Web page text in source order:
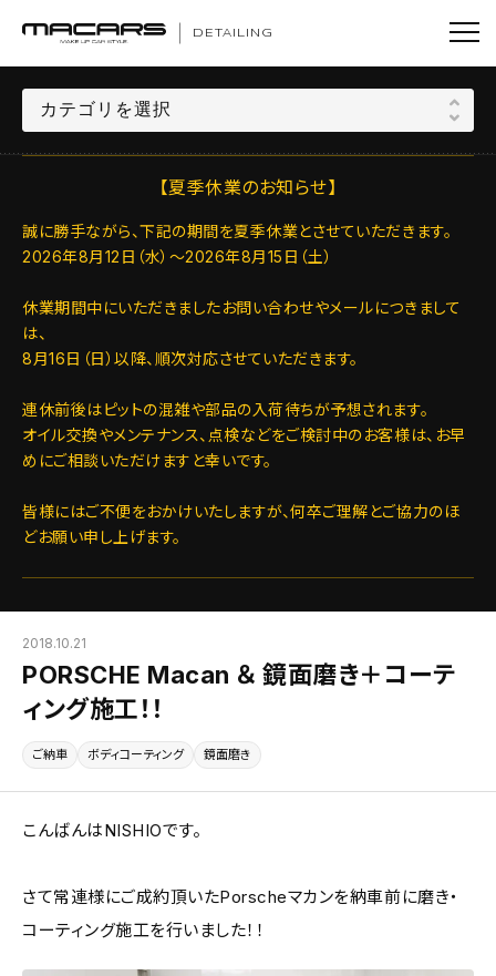
DETAILING
【夏季休業のお知らせ】
誠に勝手ながら、下記の期間を夏季休業とさせていただきます。
2026年8月12日（水）～2026年8月15日（土）
休業期間中にいただきましたお問い合わせやメールにつきまして
は、
8月16日（日）以降、順次対応させていただきます。
連休前後はピットの混雑や部品の入荷待ちが予想されます。
オイル交換やメンテナンス、点検などをご検討中のお客様は、お早
めにご相談いただけますと幸いです。
皆様にはご不便をおかけいたしますが、何卒ご理解とご協力のほ
どお願い申し上げます。
2018.10.21
PORSCHE Macan ＆ 鏡面磨き＋コーテ
ィング施工！！
ご納車 ボディコーティング 鏡面磨き
こんばんはNISHIOです。
さて常連様にご成約頂いたPorscheマカンを納車前に磨き・
コーティング施工を行いました！！